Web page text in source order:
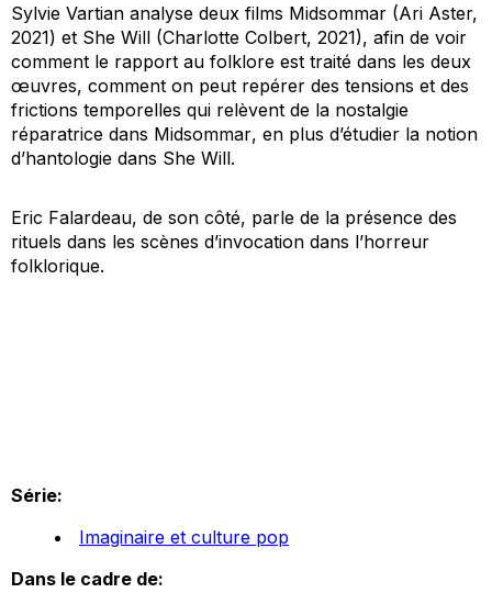
Sylvie Vartian analyse deux films Midsommar (Ari Aster,
2021) et She Will (Charlotte Colbert, 2021), afin de voir
comment le rapport au folklore est traité dans les deux
œuvres, comment on peut repérer des tensions et des
frictions temporelles qui relèvent de la nostalgie
réparatrice dans Midsommar, en plus d’étudier la notion
d’hantologie dans She Will.
Eric Falardeau, de son côté, parle de la présence des
rituels dans les scènes d’invocation dans l’horreur
folklorique.
Série:
Imaginaire et culture pop
Dans le cadre de: